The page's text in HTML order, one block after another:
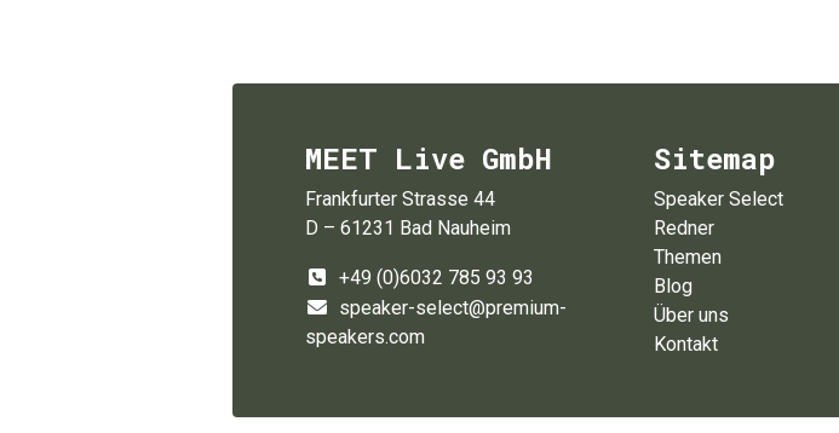
MEET Live GmbH
Frankfurter Strasse 44
D – 61231 Bad Nauheim
+49 (0)6032 785 93 93
speaker-select@premium-
speakers.com
Sitemap
Speaker Select
Redner
Themen
Blog
Über uns
Kontakt